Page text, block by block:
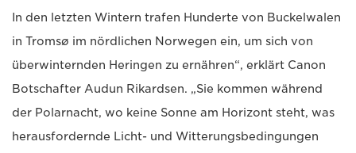
In den letzten Wintern trafen Hunderte von Buckelwalen
in Tromsø im nördlichen Norwegen ein, um sich von
überwinternden Heringen zu ernähren“, erklärt Canon
Botschafter Audun Rikardsen. „Sie kommen während
der Polarnacht, wo keine Sonne am Horizont steht, was
herausfordernde Licht- und Witterungsbedingungen